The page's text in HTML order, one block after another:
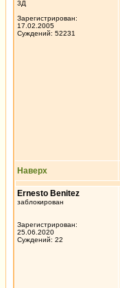
3Д
Зарегистрирован:
17.02.2005
Суждений: 52231
Наверх
Ernesto Benitez
заблокирован
Зарегистрирован:
25.06.2020
Суждений: 22